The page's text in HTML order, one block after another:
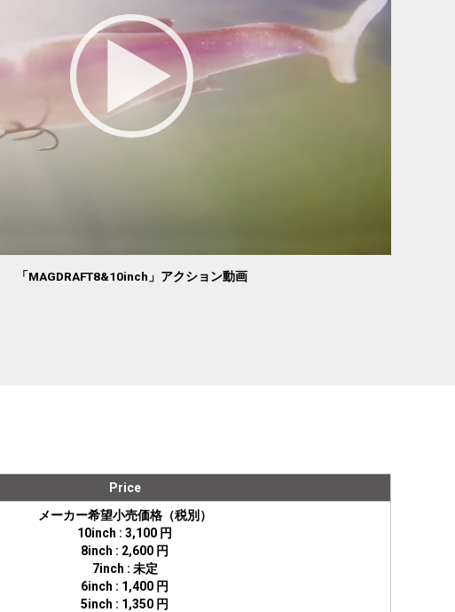
「MAGDRAFT8&10inch」アクション動画
Price
メーカー希望小売価格（税別）
10inch : 3,100 円
8inch : 2,600 円
7inch : 未定
6inch : 1,400 円
5inch : 1,350 円